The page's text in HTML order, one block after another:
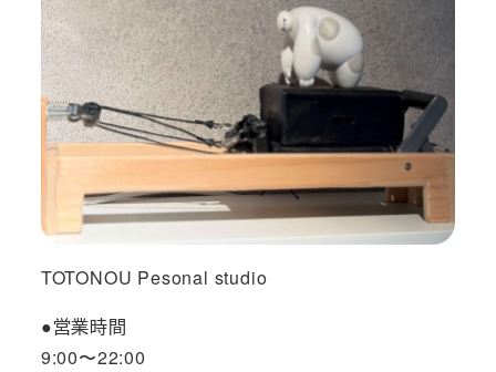
TOTONOU Pesonal studio
●営業時間
9:00〜22:00